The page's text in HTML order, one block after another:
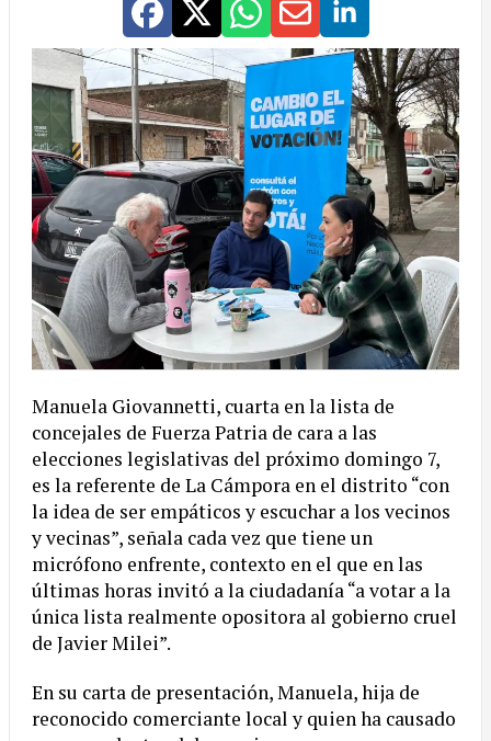
Manuela Giovannetti, cuarta en la lista de
concejales de Fuerza Patria de cara a las
elecciones legislativas del próximo domingo 7,
es la referente de La Cámpora en el distrito “con
la idea de ser empáticos y escuchar a los vecinos
y vecinas”, señala cada vez que tiene un
micrófono enfrente, contexto en el que en las
últimas horas invitó a la ciudadanía “a votar a la
única lista realmente opositora al gobierno cruel
de Javier Milei”.
En su carta de presentación, Manuela, hija de
reconocido comerciante local y quien ha causado